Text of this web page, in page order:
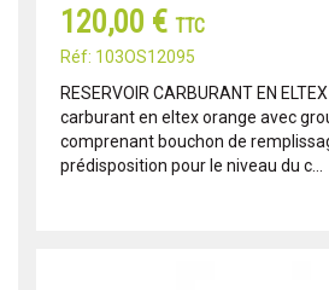
120,00 € TTC
Réf: 103OS12095
RESERVOIR CARBURANT EN
carburant en eltex orange avec
comprenant bouchon de
prédisposition pour le niveau du c...